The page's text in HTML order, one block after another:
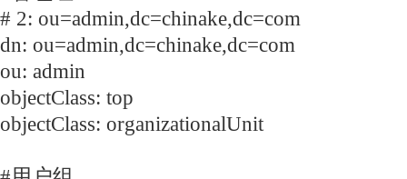
# 2: ou=admin,dc=chinake,dc=com
dn: ou=admin,dc=chinake,dc=com
ou: admin
objectClass: top
objectClass: organizationalUnit